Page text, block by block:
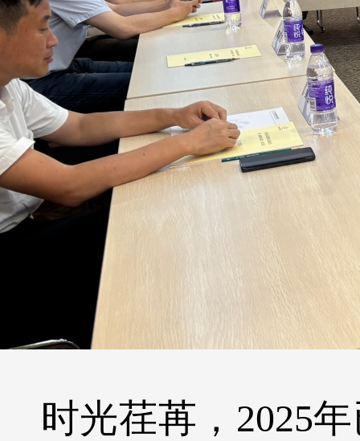
时光荏苒，2025